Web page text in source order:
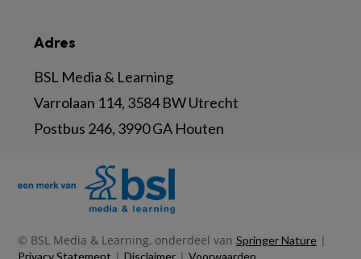
Adres
BSL Media & Learning
Varrolaan 114, 3584 BW Utrecht
Postbus 246, 3990 GA Houten
© BSL Media & Learning, onderdeel van Springer Nature |
Privacy Statement Disclaimer Voorwaarden